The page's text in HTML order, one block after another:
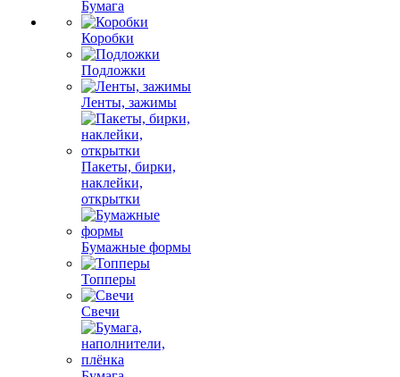
Бумага
Коробки
Подложки
Ленты, зажимы
Пакеты, бирки,
наклейки,
открытки
Бумажные формы
Топперы
Свечи